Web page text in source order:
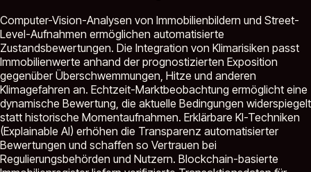
Computer-Vision-Analysen von Immobilienbildern und Street-
Level-Aufnahmen ermöglichen automatisierte
Zustandsbewertungen. Die Integration von Klimarisiken passt
Immobilienwerte anhand der prognostizierten Exposition
gegenüber Überschwemmungen, Hitze und anderen
Klimagefahren an. Echtzeit-Marktbeobachtung ermöglicht eine
dynamische Bewertung, die aktuelle Bedingungen widerspiegelt
statt historische Momentaufnahmen. Erklärbare KI-Techniken
(Explainable AI) erhöhen die Transparenz automatisierter
Bewertungen und schaffen so Vertrauen bei
Regulierungsbehörden und Nutzern. Blockchain-basierte